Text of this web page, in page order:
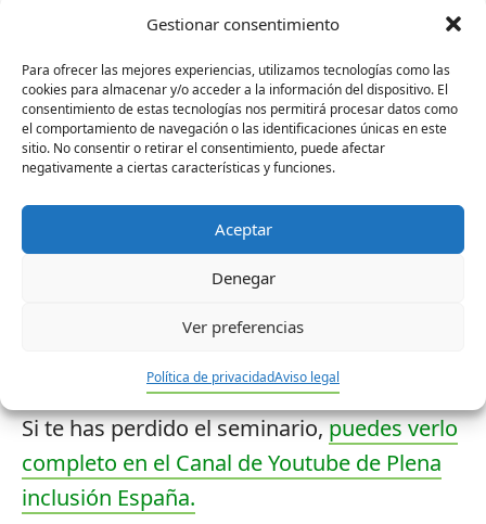
Gestionar consentimiento
Para ofrecer las mejores experiencias, utilizamos tecnologías como las
cookies para almacenar y/o acceder a la información del dispositivo. El
consentimiento de estas tecnologías nos permitirá procesar datos como
el comportamiento de navegación o las identificaciones únicas en este
sitio. No consentir o retirar el consentimiento, puede afectar
negativamente a ciertas características y funciones.
Aceptar
Denegar
Ver preferencias
Política de privacidadAviso legal
Estas personas le plantearon a la secretaria
de Estado dudas sobre la educación
inclusiva, el medioambiente, el empleo de
las personas con discapacidad, la sociedad
civil organizada o la desinstitucionalización.
Ante sus preguntas, Ione Belarra avanzó:
«Solo diremos que hemos cumplido la
para todos los colectivos. También para las
personas con#discapacidad«.
Si te has perdido el seminario,puedes verlo
completo en el Canal de Youtube de Plena
inclusión España.